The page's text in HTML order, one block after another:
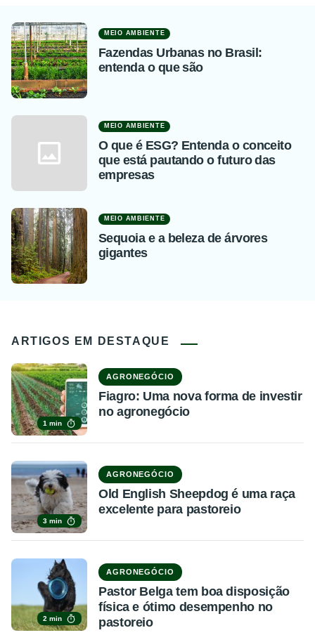
MEIO AMBIENTE
Fazendas Urbanas no Brasil:
entenda o que são
MEIO AMBIENTE
O que é ESG? Entenda o conceito
que está pautando o futuro das
empresas
MEIO AMBIENTE
Sequoia e a beleza de árvores
gigantes
ARTIGOS EM DESTAQUE
1 min
AGRONEGÓCIO
Fiagro: Uma nova forma de investir
no agronegócio
3 min
AGRONEGÓCIO
Old English Sheepdog é uma raça
excelente para pastoreio
2 min
AGRONEGÓCIO
Pastor Belga tem boa disposição
física e ótimo desempenho no
pastoreio